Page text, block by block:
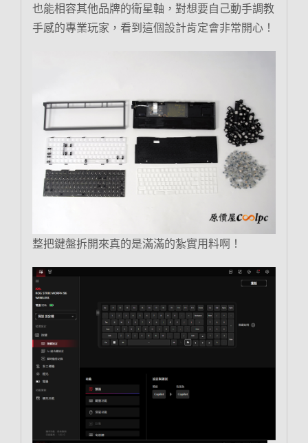
也能相容其他品牌的衛星軸，對想要自己動手調教
手感的專業玩家，看到這個設計肯定會非常開心！
整把鍵盤拆開來真的是滿滿的紮實用料啊！